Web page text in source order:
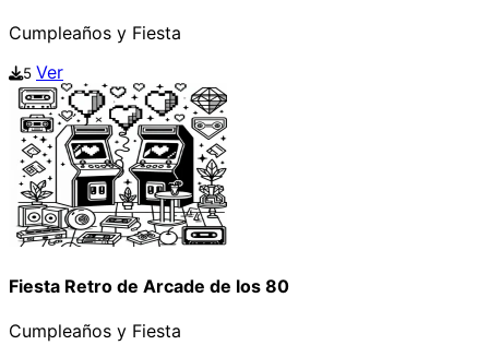
Cumpleaños y Fiesta
5 Ver
Fiesta Retro de Arcade de los 80
Cumpleaños y Fiesta